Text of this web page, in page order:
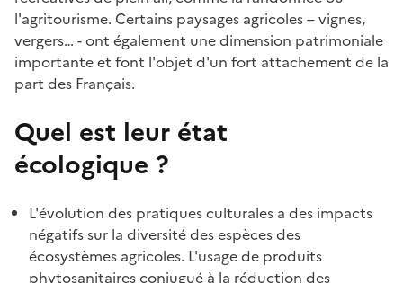
l'agritourisme. Certains paysages agricoles – vignes,
vergers… - ont également une dimension patrimoniale
importante et font l'objet d'un fort attachement de la
part des Français.
Quel est leur état
écologique ?
L'évolution des pratiques culturales a des impacts
négatifs sur la diversité des espèces des
écosystèmes agricoles. L'usage de produits
phytosanitaires conjugué à la réduction des